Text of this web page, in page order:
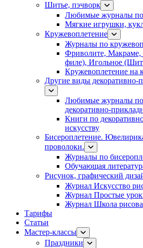
Шитье, пэчворк
Любимые журналы
Мягкие игрушки,
Кружевоплетение
Журналы по
Фриволите,
филе), Игольное
Кружевоплетение на
Другие виды декоративно-
Любимые журналы
декоративно-
Книги по
искусству
Бисероплетение.
проволоки.
Журналы по
Обучающая
Рисунок, графический
Журнал Искусство
Журнал Простые
Журнал Школа
Тарифы
Статьи
Мастер-классы
Праздники